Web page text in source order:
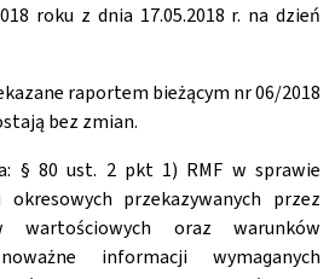
roku z dnia 17.05.2018 r. na dzień
raportem bieżącym nr 06/2018
bez zmian.
§ 80 ust. 2 pkt 1) RMF w sprawie
przekazywanych przez
wartościowych oraz warunków
informacji wymaganych